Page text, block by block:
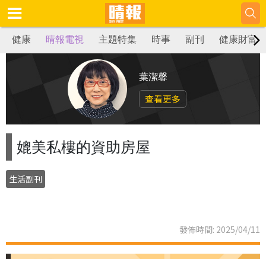
健康 晴報電視 主題特集 時事 副刊 健康財富
葉潔馨
查看更多
媲美私樓的資助房屋
生活副刊
發佈時間: 2025/04/11